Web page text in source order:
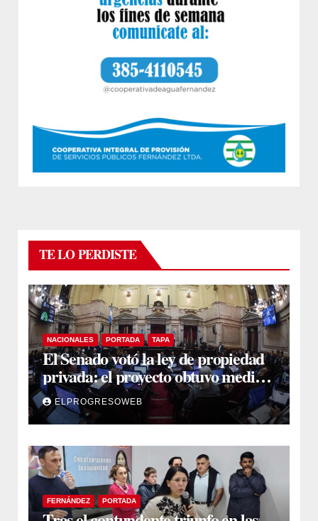
TE LO PERDISTE
NACIONALES PORTADA TAPA
El Senado votó la ley de propiedad
privada: el proyecto obtuvo media
sanción
ELPROGRESOWEB
FERNÁNDEZ PORTADA